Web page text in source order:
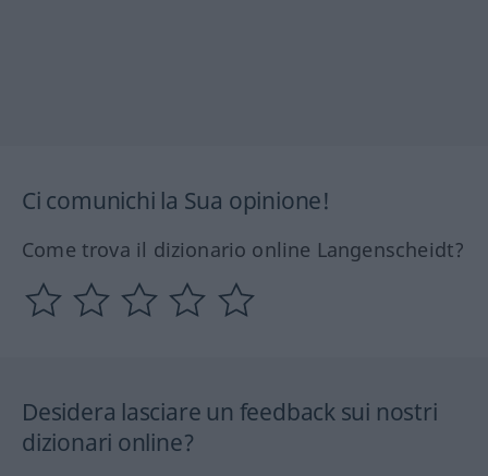
Ci comunichi la Sua opinione!
Come trova il dizionario online Langenscheidt?
Desidera lasciare un feedback sui nostri
dizionari online?